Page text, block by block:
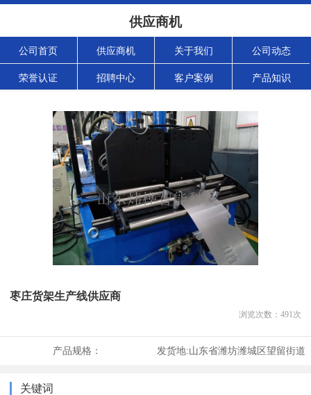
供应商机
公司首页 供应商机 关于我们 公司动态
荣誉认证 招聘中心 客户案例 产品知识
枣庄货架生产线供应商
浏览次数： 491次
产品规格： 发货地:山东省潍坊潍城区望留街道
关键词